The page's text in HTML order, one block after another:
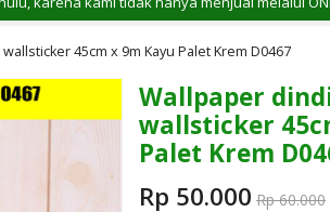
dinding 45cm x 10m M....
dinding 45cm x 10m M....
45cm x 9m Kayu Palet Krem D0467
Wallpaper
wallsticker
Palet Krem
Rp 50.000 Rp 60.000